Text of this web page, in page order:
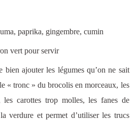
paprika, gingembre, cumin
vert pour servir
bien ajouter les légumes qu’on ne sait
« tronc » du brocolis en morceaux, les
les carottes trop molles, les fanes de
verdure et permet d’utiliser les trucs